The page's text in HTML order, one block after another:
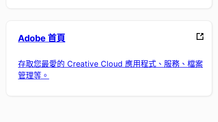
Adobe 首頁
存取您最愛的 Creative Cloud 應用程式、服務、檔案
管理等。